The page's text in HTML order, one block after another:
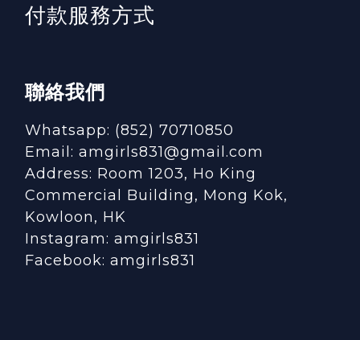
付款服務方式
聯絡我們
Whatsapp: (852) 70710850
Email: amgirls831@gmail.com
Address: Room 1203, Ho King
Commercial Building, Mong Kok,
Kowloon, HK
Instagram: amgirls831
Facebook: amgirls831